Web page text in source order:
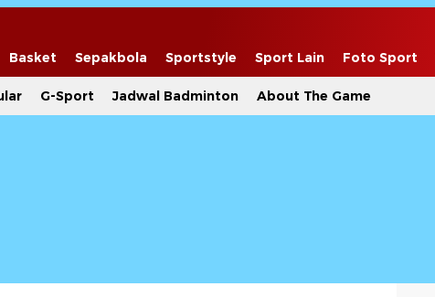
Basket Sepakbola Sportstyle Sport Lain Foto Sport
G-Sport Jadwal Badminton About The Game